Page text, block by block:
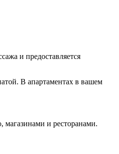
и предоставляется
В апартаментах в вашем
магазинами и ресторанами.